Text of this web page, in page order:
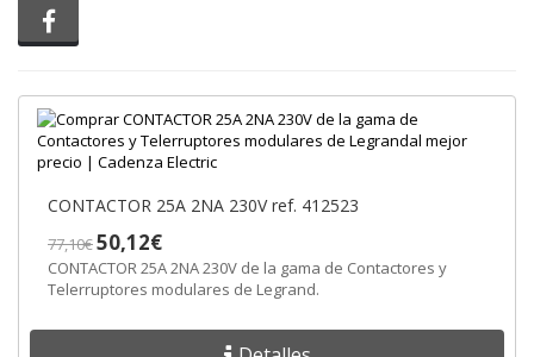
CONTACTOR 25A 2NA 230V ref. 412523
77,10€50,12€
CONTACTOR 25A 2NA 230V de la gama de Contactores y
Telerruptores modulares de Legrand.